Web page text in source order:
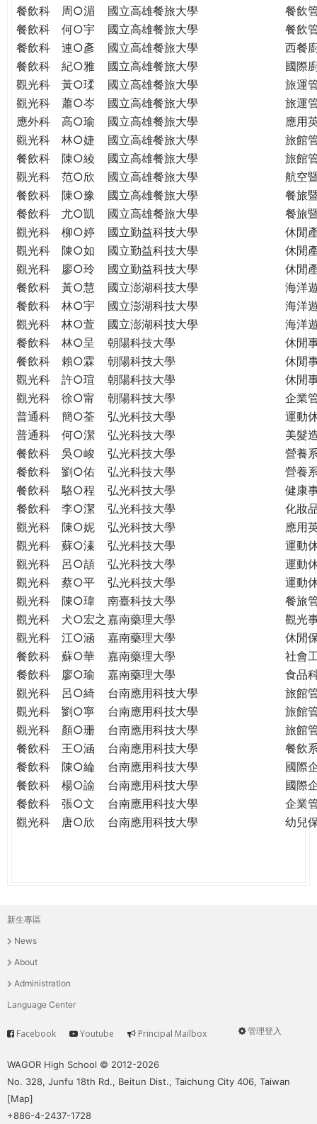
民。
WAGOR
TODAY
THE
WORLD
TOMORROW
PUTTING
YOU
ON
THE
PATH
GLOBAL
CITIZENSHIP
餐飲科
周○湄 國立高雄餐旅大學
餐飲
餐飲科
何○宇 國立高雄餐旅大學
餐飲
餐飲科
連○彥 國立高雄餐旅大學
西餐
餐飲科
紀○雅 國立高雄餐旅大學
國際
觀光科
黃○瑈 國立高雄餐旅大學
旅運
觀光科
蕭○岑 國立高雄餐旅大學
旅運
應外科
高○瑜 國立高雄餐旅大學
應用
觀光科
林○婕 國立高雄餐旅大學
旅館
餐飲科
陳○綾 國立高雄餐旅大學
旅館
觀光科
范○欣 國立高雄餐旅大學
航空
餐飲科
陳○豫 國立高雄餐旅大學
餐旅
餐飲科
尤○凱 國立高雄餐旅大學
餐旅
觀光科
柳○婷 國立勤益科技大學
休閒
觀光科
陳○如 國立勤益科技大學
休閒
觀光科
廖○玲 國立勤益科技大學
休閒
餐飲科
黃○慧 國立澎湖科技大學
海洋
餐飲科
林○宇 國立澎湖科技大學
海洋
觀光科
林○萱 國立澎湖科技大學
海洋
餐飲科
林○呈 朝陽科技大學
休閒
餐飲科
賴○霖 朝陽科技大學
休閒
觀光科
許○瑄 朝陽科技大學
休閒
觀光科
徐○甯 朝陽科技大學
企業
普通科
簡○荃 弘光科技大學
運動
普通科
何○潔 弘光科技大學
美髮
餐飲科
吳○峻 弘光科技大學
營養
餐飲科
劉○佑 弘光科技大學
營養
餐飲科
駱○程 弘光科技大學
健康
餐飲科
李○潔 弘光科技大學
化妝
觀光科
陳○妮 弘光科技大學
應用
觀光科
蘇○溱 弘光科技大學
運動
觀光科
呂○頡 弘光科技大學
運動
觀光科
蔡○平 弘光科技大學
運動
觀光科
陳○瑋 南臺科技大學
餐旅
觀光科
犬○宏之 嘉南藥理大學
觀光
觀光科
江○涵 嘉南藥理大學
休閒
餐飲科
蘇○華 嘉南藥理大學
社會
餐飲科
廖○瑜 嘉南藥理大學
食品
觀光科
呂○綺 台南應用科技大學
旅館
觀光科
劉○寧 台南應用科技大學
旅館
觀光科
顏○珊 台南應用科技大學
旅館
餐飲科
王○涵 台南應用科技大學
餐飲
餐飲科
陳○綸 台南應用科技大學
國際
餐飲科
楊○諭 台南應用科技大學
國際
餐飲科
張○文 台南應用科技大學
企業
觀光科
唐○欣 台南應用科技大學 幼兒
主
選
單
新生專區
News
About
Administration
Language Center
User
管理登入
Service
Facebook Youtube Principal Mailbox
WAGOR High School © 2012-2026
No. 328, Junfu 18th Rd., Beitun Dist., Taichung City 406, Taiwan
[Map]
+886-4-2437-1728